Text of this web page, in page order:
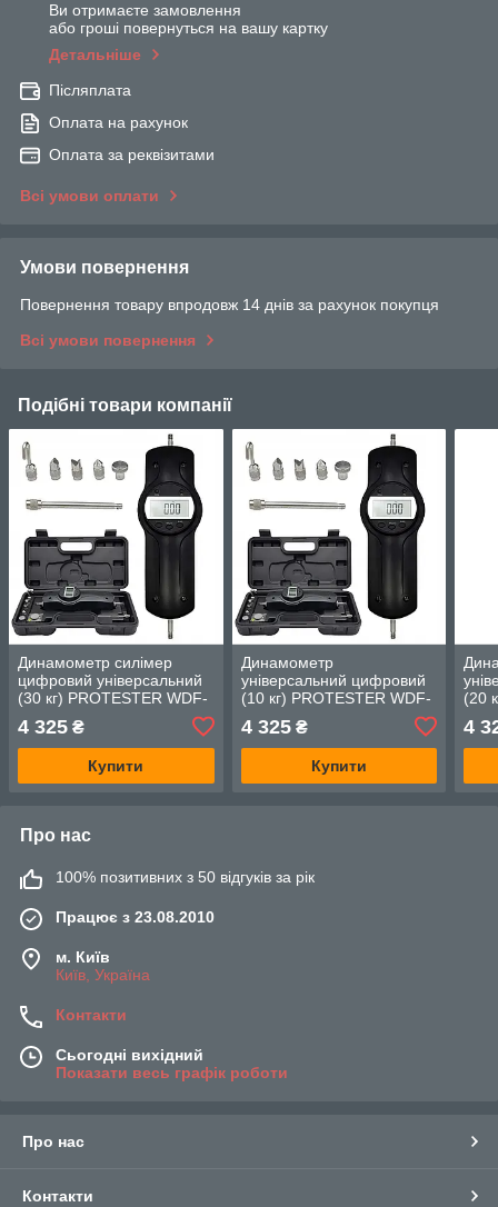
Ви отримаєте замовлення
або гроші повернуться на вашу картку
Детальніше
Післяплата
Оплата на рахунок
Оплата за реквізитами
Всі умови оплати
Умови повернення
Повернення товару впродовж 14 днів за рахунок покупця
Всі умови повернення
Подібні товари компанії
Динамометр силімер
цифровий універсальний
(30 кг) PROTESTER WDF-
4 325 ₴
Купити
Динамометр
універсальний цифровий
(10 кг) PROTESTER WDF-
4 325₴
Купити
(20
4
Про нас
100% позитивних з 50 відгуків за рік
Працює з 23.08.2010
м. Київ
Київ, Україна
Контакти
Сьогодні вихідний
Показати весь графік роботи
Про нас
Контакти